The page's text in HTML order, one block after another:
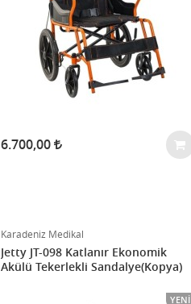
6.700,00
Karadeniz Medikal
Jetty JT-098 Katlanır Ekonomik
Akülü Tekerlekli Sandalye(Kopya)
YENI